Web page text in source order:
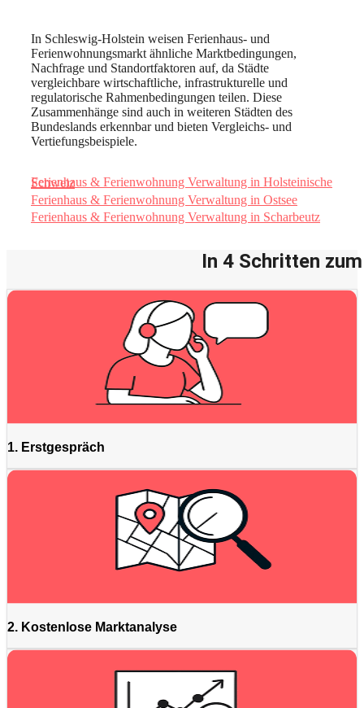
In Schleswig-Holstein weisen Ferienhaus- und
Ferienwohnungsmarkt ähnliche Marktbedingungen,
Nachfrage und Standortfaktoren auf, da Städte
vergleichbare wirtschaftliche, infrastrukturelle und
regulatorische Rahmenbedingungen teilen. Diese
Zusammenhänge sind auch in weiteren Städten des
Bundeslands erkennbar und bieten Vergleichs- und
Vertiefungsbeispiele.
Ferienhaus & Ferienwohnung Verwaltung in Holsteinische Schweiz
Ferienhaus & Ferienwohnung Verwaltung in Ostsee
Ferienhaus & Ferienwohnung Verwaltung in Scharbeutz
In 4 Schritten
1. Erstgespräch
2. Kostenlose Marktanalyse